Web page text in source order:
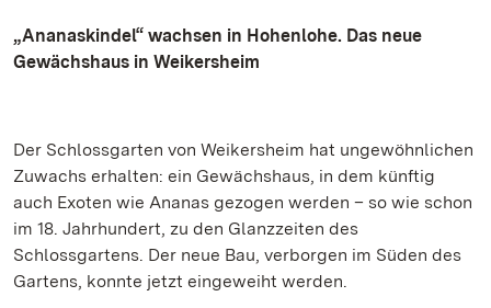
„Ananaskindel“ wachsen in Hohenlohe. Das neue
Gewächshaus in Weikersheim
Der Schlossgarten von Weikersheim hat ungewöhnlichen
Zuwachs erhalten: ein Gewächshaus, in dem künftig
auch Exoten wie Ananas gezogen werden – so wie schon
im 18. Jahrhundert, zu den Glanzzeiten des
Schlossgartens. Der neue Bau, verborgen im Süden des
Gartens, konnte jetzt eingeweiht werden.